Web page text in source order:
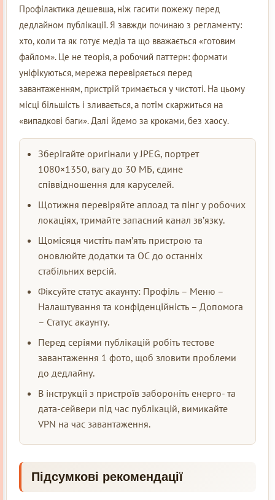
Профілактика дешевша, ніж гасити пожежу перед
дедлайном публікації. Я завжди починаю з регламенту:
хто, коли та як готує медіа та що вважається «готовим
файлом». Це не теорія, а робочий паттерн: формати
уніфікуються, мережа перевіряється перед
завантаженням, пристрій тримається у чистоті. На цьому
місці більшість і зливається, а потім скаржиться на
«випадкові баги». Далі йдемо за кроками, без хаосу.
Зберігайте оригінали у JPEG, портрет
1080×1350, вагу до 30 МБ, єдине
співвідношення для каруселей.
Щотижня перевіряйте аплоад та пінг у робочих
локаціях, тримайте запасний канал зв’язку.
Щомісяця чистіть пам’ять пристрою та
оновлюйте додатки та ОС до останніх
стабільних версій.
Фіксуйте статус акаунту: Профіль – Меню –
Налаштування та конфіденційність – Допомога
– Статус акаунту.
Перед серіями публікацій робіть тестове
завантаження 1 фото, щоб зловити проблеми
до дедлайну.
В інструкції з пристроїв забороніть енерго- та
дата-сейвери під час публікацій, вимикайте
VPN на час завантаження.
Підсумкові рекомендації